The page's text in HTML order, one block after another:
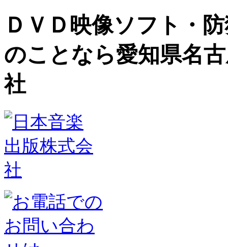
ＤＶＤ映像ソフト・
のことなら愛知県名
社